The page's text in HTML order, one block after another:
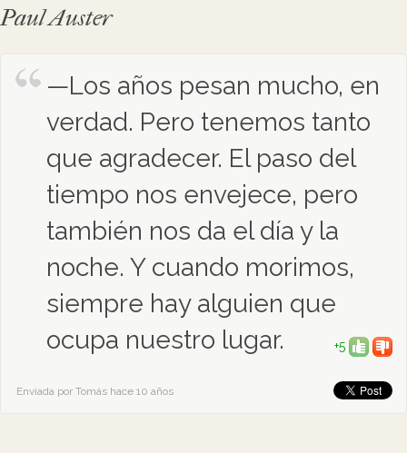
Paul Auster
—Los años pesan mucho, en
verdad. Pero tenemos tanto
que agradecer. El paso del
tiempo nos envejece, pero
también nos da el día y la
noche. Y cuando morimos,
siempre hay alguien que
ocupa nuestro lugar.
+5
Enviada por Tomás hace 10 años